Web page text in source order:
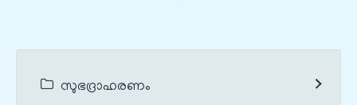
സുഭദ്രാഹരണം